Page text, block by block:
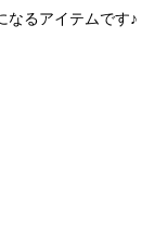
なるアイテムです♪